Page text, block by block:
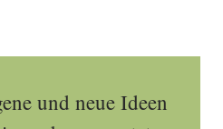
und neue Ideen